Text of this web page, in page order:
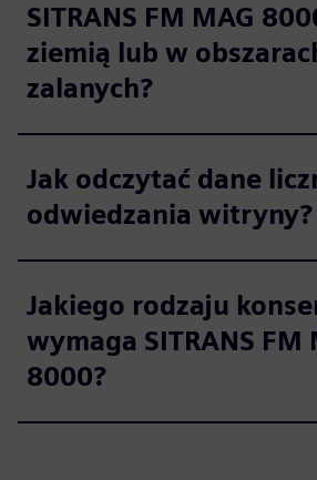
SITRANS FM MAG
ziemią lub w
zalanych?
Jak odczytać dane
odwiedzania witryny?
Jakiego rodzaju
wymaga SITRANS FM
8000?